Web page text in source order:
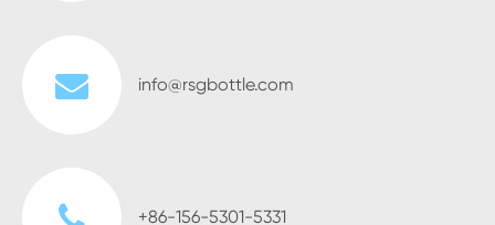
info@rsgbottle.com
+86-156-5301-5331